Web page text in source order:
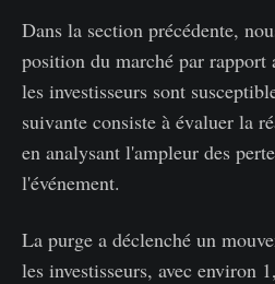
Dans la section précédente,
position du marché par rapport
les investisseurs sont
suivante consiste à évaluer la
en analysant l'ampleur des
l'événement.
La purge a déclenché un
les investisseurs, avec environ